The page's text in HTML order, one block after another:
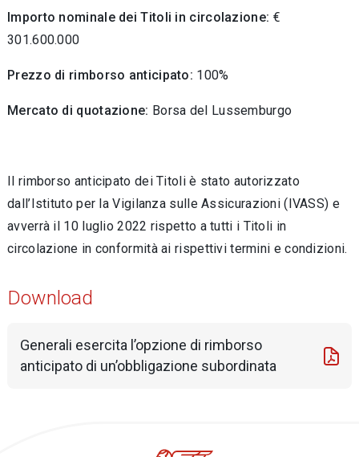
Importo nominale dei Titoli in circolazione: €
301.600.000
Prezzo di rimborso anticipato: 100%
Mercato di quotazione: Borsa del Lussemburgo
Il rimborso anticipato dei Titoli è stato autorizzato
dall’Istituto per la Vigilanza sulle Assicurazioni (IVASS) e
avverrà il 10 luglio 2022 rispetto a tutti i Titoli in
circolazione in conformità ai rispettivi termini e condizioni.
Download
Generali esercita l’opzione di rimborso
anticipato di un’obbligazione subordinata